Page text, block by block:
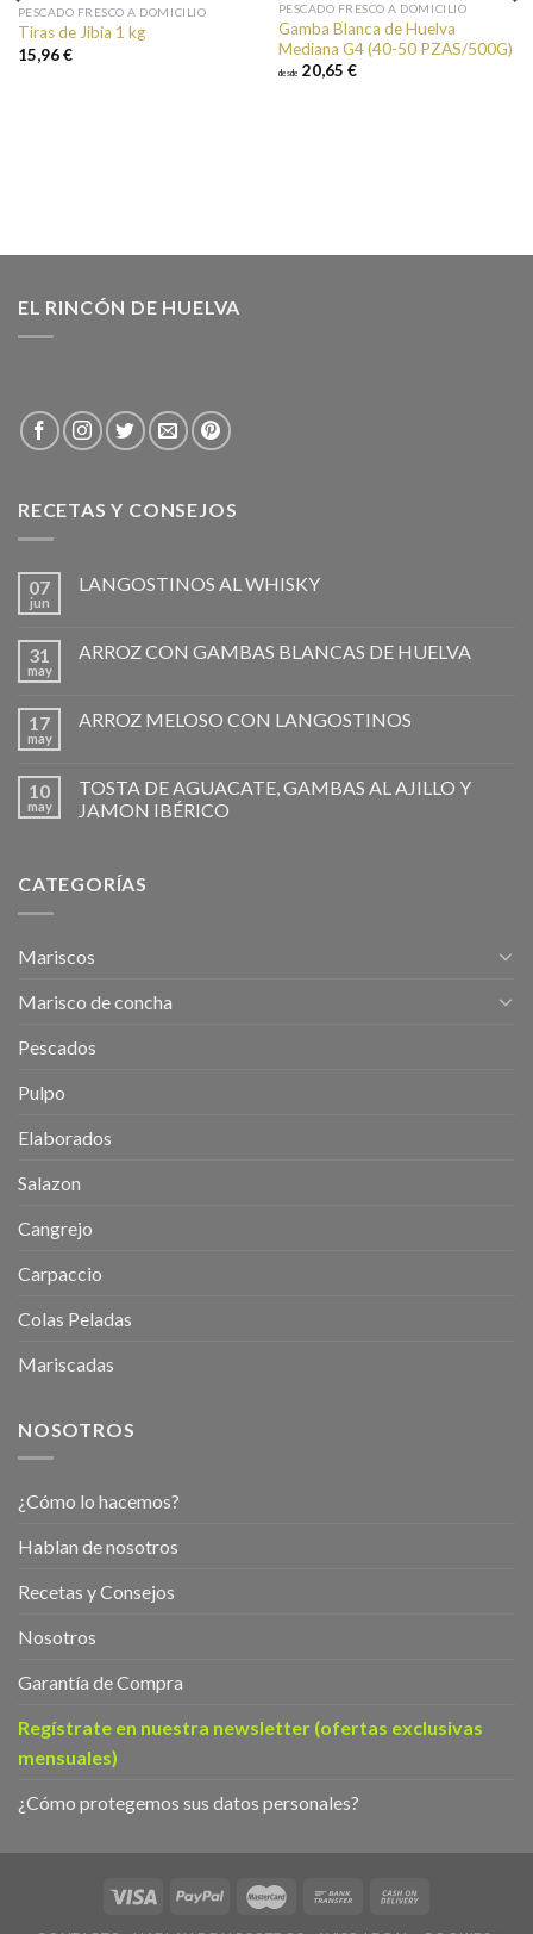
PESCADO FRESCO A DOMICILIO
Tiras de Jibia 1 kg
15,96 €
PESCADO FRESCO A DOMICILIO
Gamba Blanca de Huelva
Mediana G4 (40-50 PZAS/500G)
desde 20,65 €
EL RINCÓN DE HUELVA
RECETAS Y CONSEJOS
07
jun
LANGOSTINOS AL WHISKY
31
may
ARROZ CON GAMBAS BLANCAS DE HUELVA
17
may
ARROZ MELOSO CON LANGOSTINOS
10
may
TOSTA DE AGUACATE, GAMBAS AL AJILLO Y
JAMON IBÉRICO
CATEGORÍAS
Mariscos
Marisco de concha
Pescados
Pulpo
Elaborados
Salazon
Cangrejo
Carpaccio
Colas Peladas
Mariscadas
NOSOTROS
¿Cómo lo hacemos?
Hablan de nosotros
Recetas y Consejos
Nosotros
Garantía de Compra
Regístrate en nuestra newsletter (ofertas exclusivas
mensuales)
¿Cómo protegemos sus datos personales?